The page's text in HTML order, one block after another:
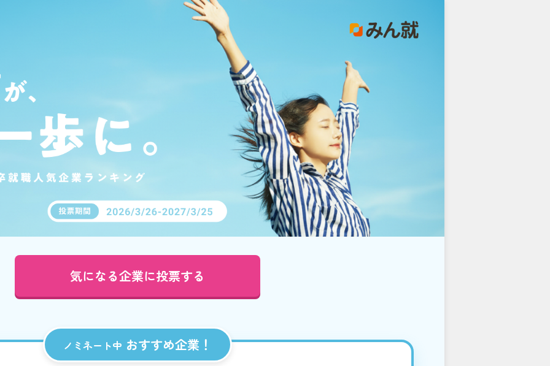
気になる企業に投票する
ノミネート中 おすすめ企業！